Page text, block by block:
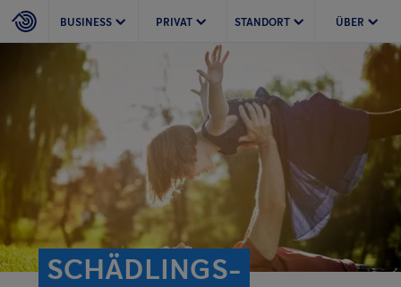
BUSINESS PRIVAT STANDORT ÜBER
SCHÄDLINGS­